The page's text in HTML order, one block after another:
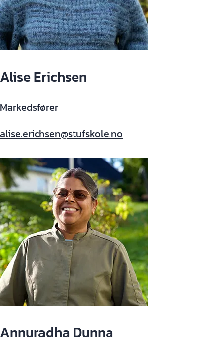
Alise Erichsen
Markedsfører
alise.erichsen@stufskole.no
Annuradha Dunna